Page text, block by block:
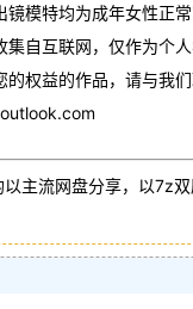
模特均为成年女性正
自互联网，仅作为个
权益的作品，请与我
以主流网盘分享，以7z